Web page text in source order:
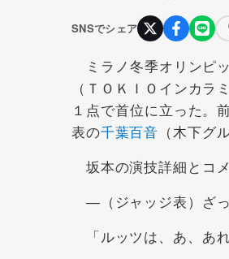
SNSでシェア
ミラノ冬季オリンピ
（ＴＯＫＩＯインカ
１点で首位に立った。
表の千葉百音 （木下グ
坂本の演技詳細とコ
―（ジャッジ表）ざっ
「ルッツは、あ、あ